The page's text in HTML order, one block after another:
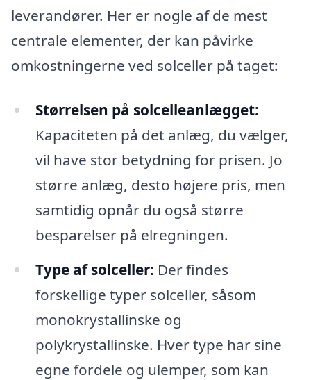
leverandører. Her er nogle af de mest
centrale elementer, der kan påvirke
omkostningerne ved solceller på taget:
Størrelsen på solcelleanlægget:
Kapaciteten på det anlæg, du vælger,
vil have stor betydning for prisen. Jo
større anlæg, desto højere pris, men
samtidig opnår du også større
besparelser på elregningen.
Type af solceller: Der findes
forskellige typer solceller, såsom
monokrystallinske og
polykrystallinske. Hver type har sine
egne fordele og ulemper, som kan